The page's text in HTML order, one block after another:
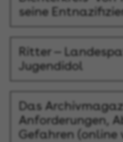
seine
Ritter —
Jugendidol
Das
Anforderungen,
Gefahren (online